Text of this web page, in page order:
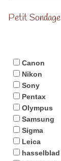
Petit Sondage
Canon
Nikon
Sony
Pentax
Olympus
Samsung
Sigma
Leica
hasselblad